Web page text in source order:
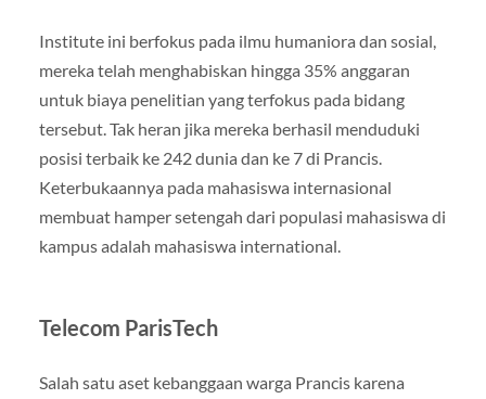
Institute ini berfokus pada ilmu humaniora dan sosial,
mereka telah menghabiskan hingga 35% anggaran
untuk biaya penelitian yang terfokus pada bidang
tersebut. Tak heran jika mereka berhasil menduduki
posisi terbaik ke 242 dunia dan ke 7 di Prancis.
Keterbukaannya pada mahasiswa internasional
membuat hamper setengah dari populasi mahasiswa di
kampus adalah mahasiswa international.
Telecom ParisTech
Salah satu aset kebanggaan warga Prancis karena